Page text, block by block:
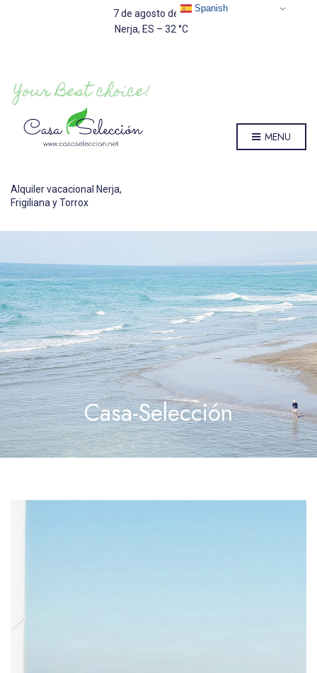
7 de agosto de 2026
Nerja, ES – 32 C
Alquiler vacacional Nerja,
Frigiliana y Torrox
MENU
Casa-Selección
Spanish